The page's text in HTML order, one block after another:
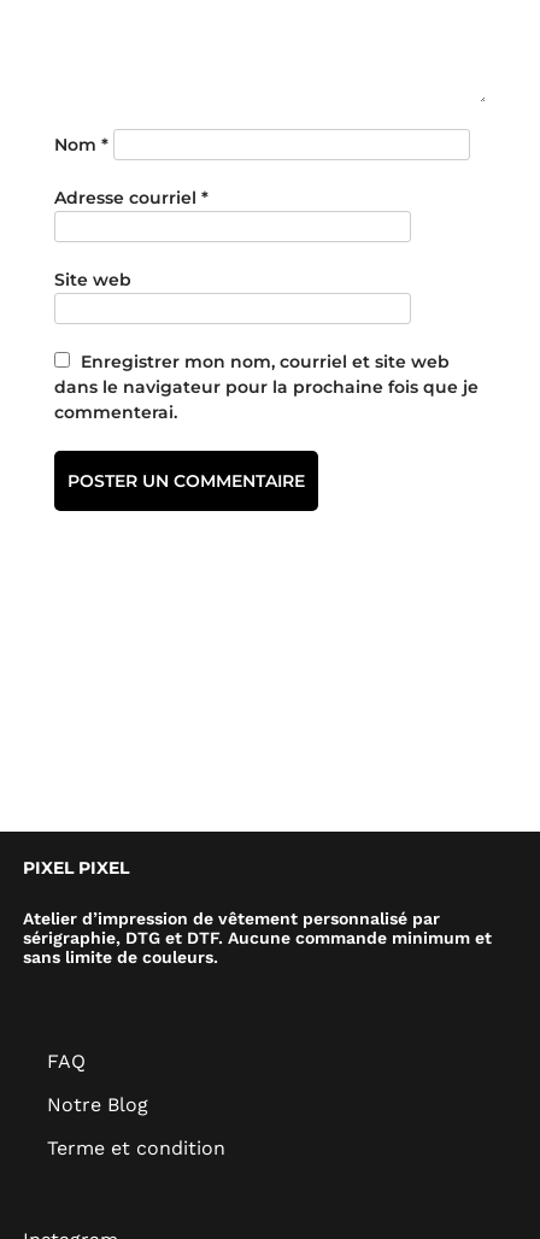
Nom *
Adresse courriel *
Site web
Enregistrer mon nom, courriel et site web
dans le navigateur pour la prochaine fois que je
commenterai.
PIXEL PIXEL
Atelier d’impression de vêtement personnalisé par
sérigraphie, DTG et DTF. Aucune commande minimum et
sans limite de couleurs.
FAQ
Notre Blog
Terme et condition